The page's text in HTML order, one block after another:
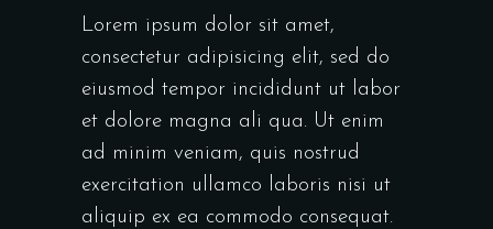
Lorem ipsum dolor sit amet,
consectetur adipisicing elit, sed do
eiusmod tempor incididunt ut labor
et dolore magna ali qua. Ut enim
ad minim veniam, quis nostrud
exercitation ullamco laboris nisi ut
aliquip ex ea commodo consequat.